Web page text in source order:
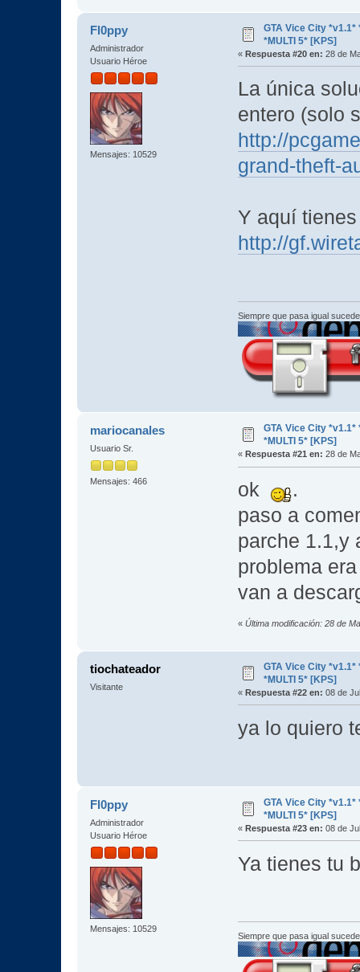
Fl0ppy
Administrador
Usuario Héroe
Mensajes: 10529
GTA Vice City *v1.1*
*MULTI 5* [KPS]
« Respuesta #20 en: 28 de
La única
entero (solo
http://
grand-theft-
Y aquí
http://
Siempre que pasa igual
mariocanales
Usuario Sr.
Mensajes: 466
GTA Vice City *v1.1*
*MULTI 5* [KPS]
« Respuesta #21 en: 28 de
ok
.
paso a
parche 1.1,y
problema
van a
« Última modificación: 28 de
tiochateador
Visitante
GTA Vice City *v1.1*
*MULTI 5* [KPS]
« Respuesta #22 en: 08 de
ya lo quiero
Fl0ppy
Administrador
Usuario Héroe
Mensajes: 10529
GTA Vice City *v1.1*
*MULTI 5* [KPS]
« Respuesta #23 en: 08 de
Ya tienes tu
Siempre que pasa igual